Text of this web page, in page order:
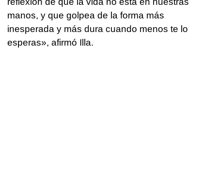
manos, y que golpea de la forma más
inesperada y más dura cuando menos te lo
esperas», afirmó Illa.